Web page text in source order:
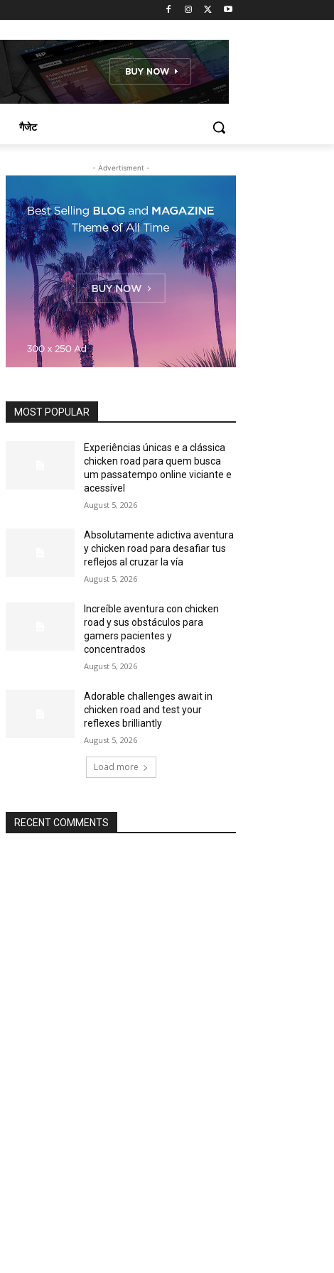
गैजेट
- Advertisment -
MOST POPULAR
Experiências únicas e a clássica
chicken road para quem busca
um passatempo online viciante e
acessível
August 5, 2026
Absolutamente adictiva aventura
y chicken road para desafiar tus
reflejos al cruzar la vía
August 5, 2026
Increíble aventura con chicken
road y sus obstáculos para
gamers pacientes y
concentrados
August 5, 2026
Adorable challenges await in
chicken road and test your
reflexes brilliantly
August 5, 2026
Load more
RECENT COMMENTS